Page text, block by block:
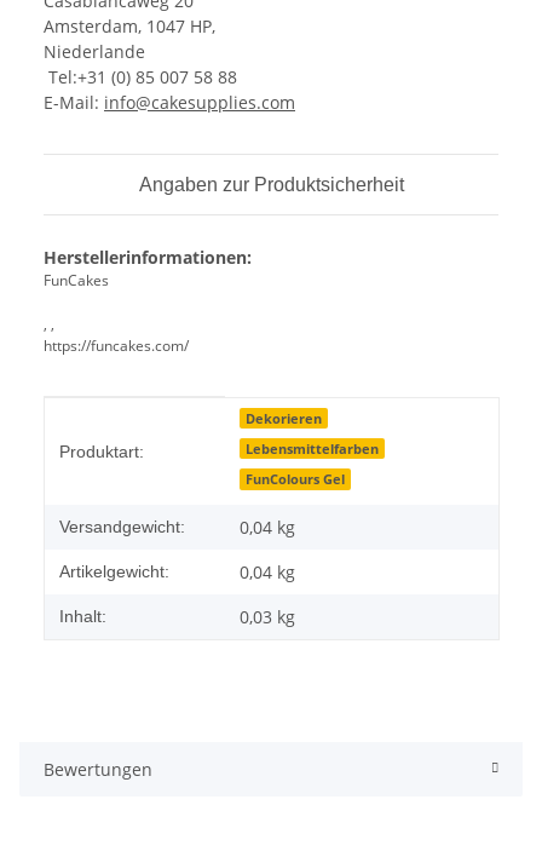
Amsterdam, 1047 HP,
Niederlande
Tel:+31 (0) 85 007 58 88
E-Mail: info@cakesupplies.com
Angaben zur Produktsicherheit
Herstellerinformationen:
FunCakes
, ,
https://funcakes.com/
Produktart:
Dekorieren
Lebensmittelfarben
FunColours Gel
Versandgewicht: 0,04 kg
Artikelgewicht: 0,04 kg
Inhalt: 0,03 kg
Bewertungen